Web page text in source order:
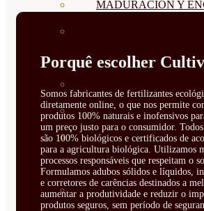
MADURACIÓN Y
SUELO
MATERIAS PRIMAS
PROTECCIÓN
PLANTAS
PLANTAS INTERIOR
Porquê escolher
Somos fabricantes de fertilizantes
diretamente online, o que nos permite
produtos 100% naturais e inofensivos
um preço justo para o consumidor.
são 100% biológicos e certificados de
para a agricultura biológica. Utilizamos
processos responsáveis que respeitam o
Formulamos adubos sólidos e líquidos,
e corretores de carências destinados a
aumentar a produtividade e reduzir o
produtos seguros, sem período de